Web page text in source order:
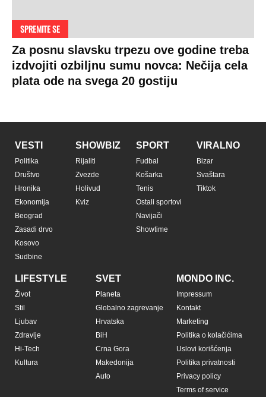
SPREMITE SE
Za posnu slavsku trpezu ove godine treba
izdvojiti ozbiljnu sumu novca: Nečija cela
plata ode na svega 20 gostiju
VESTI
Politika
Društvo
Hronika
Ekonomija
Beograd
Zasadi drvo
Kosovo
Sudbine
SHOWBIZ
Rijaliti
Zvezde
Holivud
Kviz
SPORT
Fudbal
Košarka
Tenis
Ostali sportovi
Navijači
Showtime
VIRALNO
Bizar
Svaštara
Tiktok
LIFESTYLE
Život
Stil
Ljubav
Zdravlje
Hi-Tech
Kultura
SVET
Planeta
Globalno zagrevanje
Hrvatska
BiH
Crna Gora
Makedonija
Auto
MONDO INC.
Impressum
Kontakt
Marketing
Politika o kolačićima
Uslovi korišćenja
Politika privatnosti
Privacy policy
Terms of service